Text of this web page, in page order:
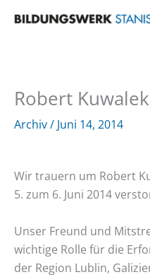
Inhalt
Robert
Archiv/ Juni 14, 2014
Wir trauern um Robert
5. zum 6. Juni 2014
Unser Freund und
wichtige Rolle für die
der Region Lublin,